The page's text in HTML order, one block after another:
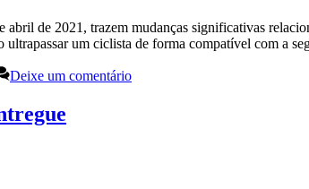
de 2021, trazem mudanças significativas
ultrapassar um ciclista de forma compatível com a
Deixe um comentário